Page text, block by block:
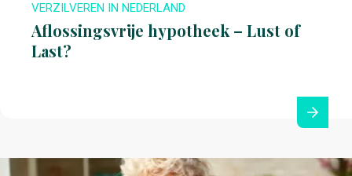
VERZILVEREN IN NEDERLAND
Aflossingsvrije hypotheek – Lust of
Last?